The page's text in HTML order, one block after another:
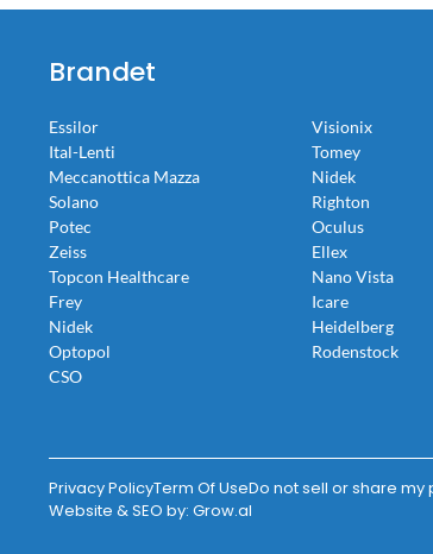
Brandet
Essilor
Ital-Lenti
Meccanottica Mazza
Solano
Potec
Zeiss
Topcon Healthcare
Frey
Nidek
Optopol
CSO
Visionix
Tomey
Nidek
Righton
Oculus
Ellex
Nano Vista
Icare
Heidelberg
Rodenstock
Privacy PolicyTerm Of UseDo not sell or share
Website & SEO by: Grow.al